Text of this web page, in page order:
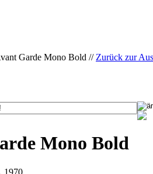
Garde Mono Bold // Zurück zur
Mono Bold
1970